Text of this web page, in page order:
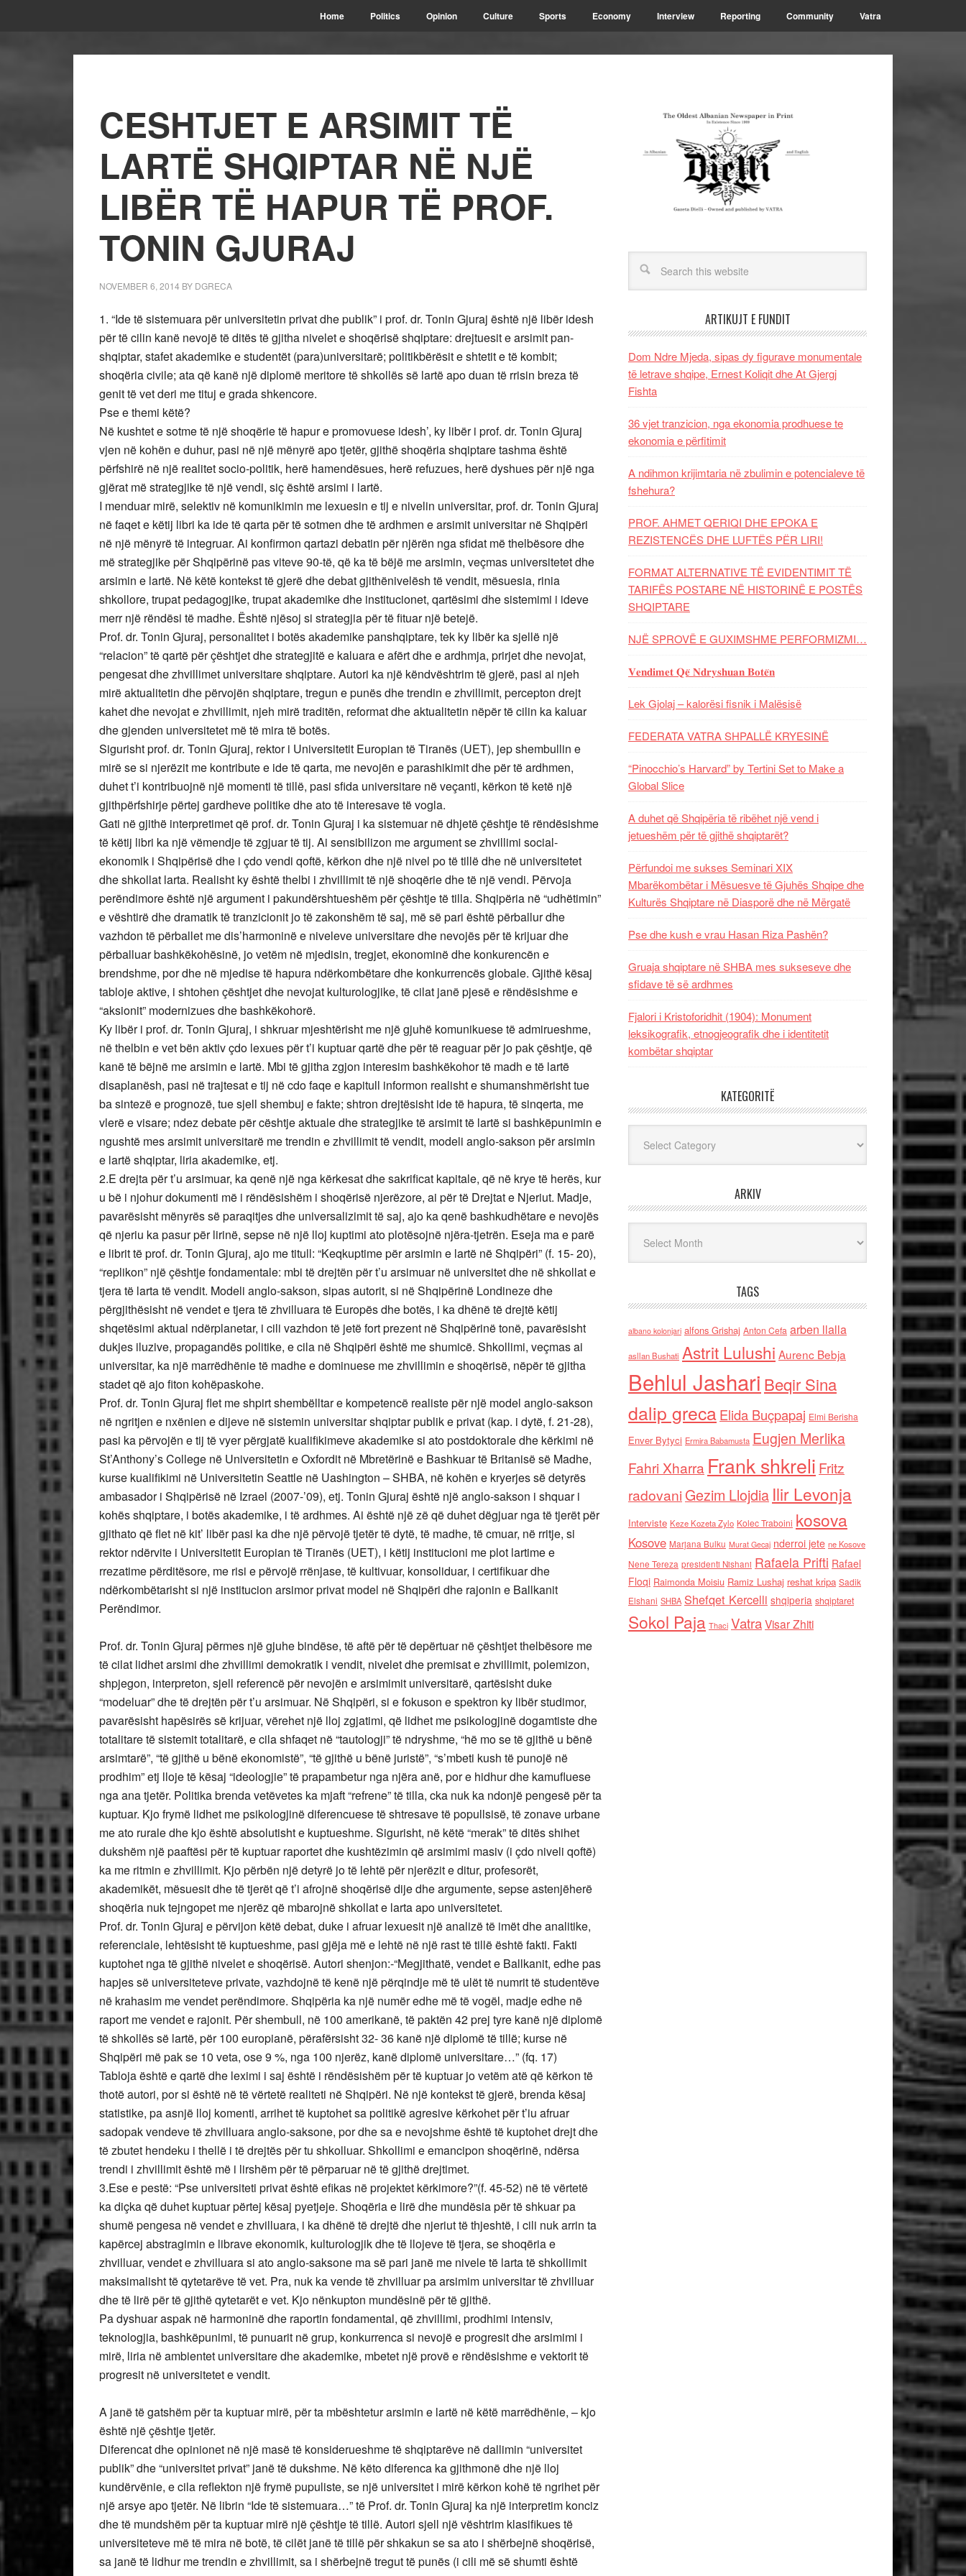
Home Politics Opinion Culture Sports Economy Interview Reporting Community Vatra
CESHTJET E ARSIMIT TË
LARTË SHQIPTAR NË NJË
LIBËR TË HAPUR TË PROF.
TONIN GJURAJ
NOVEMBER 6, 2014 BY DGRECA
1. “Ide të sistemuara për universitetin privat dhe publik” i prof. dr. Tonin Gjuraj është një libër idesh
për të cilin kanë nevojë të ditës të gjitha nivelet e shoqërisë shqiptare: drejtuesit e arsimit pan-
shqiptar, stafet akademike e studentët (para)universitarë; politikbërësit e shtetit e të kombit;
shoqëria civile; ata që kanë një diplomë meritore të shkollës së lartë apo duan të rrisin breza të
genit të vet deri me tituj e grada shkencore.
Pse e themi këtë?
Në kushtet e sotme të një shoqërie të hapur e promovuese idesh’, ky libër i prof. dr. Tonin Gjuraj
vjen në kohën e duhur, pasi në një mënyrë apo tjetër, gjithë shoqëria shqiptare tashma është
përfshirë në një realitet socio-politik, herë hamendësues, herë refuzues, herë dyshues për një nga
gjërat më strategjike të një vendi, siç është arsimi i lartë.
I menduar mirë, selektiv në komunikimin me lexuesin e tij e nivelin universitar, prof. dr. Tonin Gjuraj
në faqet e këtij libri ka ide të qarta për të sotmen dhe të ardhmen e arsimit universitar në Shqipëri
në një mënyrë të integruar. Ai konfirmon qartazi debatin për njërën nga sfidat më thelbësore dhe
më strategjike për Shqipërinë pas viteve 90-të, që ka të bëjë me arsimin, veçmas universitetet dhe
arsimin e lartë. Në këtë kontekst të gjerë dhe debat gjithënivelësh të vendit, mësuesia, rinia
shkollore, trupat pedagogjike, trupat akademike dhe institucionet, qartësimi dhe sistemimi i ideve
merr një rëndësi të madhe. Është njësoj si strategjia për të fituar një betejë.
Prof. dr. Tonin Gjuraj, personalitet i botës akademike panshqiptare, tek ky libër ka sjellë një
“relacion” të qartë për çështjet dhe strategjitë e kaluara e afërt dhe e ardhmja, prirjet dhe nevojat,
pengesat dhe zhvillimet universitare shqiptare. Autori ka një këndvështrim të gjerë, pasi ai njeh
mirë aktualitetin dhe përvojën shqiptare, tregun e punës dhe trendin e zhvillimit, percepton drejt
kahet dhe nevojat e zhvillimit, njeh mirë traditën, reformat dhe aktualitetin nëpër të cilin ka kaluar
dhe gjenden universitetet më të mira të botës.
Sigurisht prof. dr. Tonin Gjuraj, rektor i Universitetit Europian të Tiranës (UET), jep shembullin e
mirë se si njerëzit me kontribute e ide të qarta, me nevojën e parashikimit dhe për të ardhmen,
duhet t’i kontribuojnë një momenti të tillë, pasi sfida universitare në veçanti, kërkon të ketë një
gjithpërfshirje përtej gardheve politike dhe ato të interesave të vogla.
Gati në gjithë interpretimet që prof. dr. Tonin Gjuraj i ka sistemuar në dhjetë çështje të rëndësishme
të këtij libri ka një vëmendje të zgjuar të tij. Ai sensibilizon me argument se zhvillimi social-
ekonomik i Shqipërisë dhe i çdo vendi qoftë, kërkon dhe një nivel po të tillë dhe në universitetet
dhe shkollat larta. Realisht ky është thelbi i zhvillimit të një shoqërie dhe të një vendi. Përvoja
perëndimore është një argument i pakundërshtueshëm për çështje të tilla. Shqipëria në “udhëtimin”
e vështirë dhe dramatik të tranzicionit jo të zakonshëm të saj, më së pari është përballur dhe
vazhdon të përballet me dis’harmoninë e niveleve universitare dhe nevojës për të krijuar dhe
përballuar bashkëkohësinë, jo vetëm në mjedisin, tregjet, ekonominë dhe konkurencën e
brendshme, por dhe në mjedise të hapura ndërkombëtare dhe konkurrencës globale. Gjithë kësaj
tabloje aktive, i shtohen çështjet dhe nevojat kulturologjike, të cilat janë pjesë e rëndësishme e
“aksionit” modernizues dhe bashkëkohorë.
Ky libër i prof. dr. Tonin Gjuraj, i shkruar mjeshtërisht me një gjuhë komunikuese të admirueshme,
në thelbin e vet bën aktiv çdo lexues për t’i kuptuar qartë dhe për të reaguar për jo pak çështje, që
kanë të bëjnë me arsimin e lartë. Mbi të gjitha zgjon interesim bashkëkohor të madh e të lartë
disaplanësh, pasi në trajtesat e tij në cdo faqe e kapitull informon realisht e shumanshmërisht tue
ba sintezë e prognozë, tue sjell shembuj e fakte; shtron drejtësisht ide të hapura, të sinqerta, me
vlerë e visare; ndez debate për cështje aktuale dhe strategjike të arsimit të lartë si bashkëpunimin e
ngushtë mes arsimit universitarë me trendin e zhvillimit të vendit, modeli anglo-sakson për arsimin
e lartë shqiptar, liria akademike, etj.
2.E drejta për t’u arsimuar, ka qenë një nga kërkesat dhe sakrificat kapitale, që në krye të herës, kur
u bë i njohur dokumenti më i rëndësishëm i shoqërisë njerëzore, ai për të Drejtat e Njeriut. Madje,
pavarësisht mënyrës së paraqitjes dhe universalizimit të saj, ajo ka qenë bashkudhëtare e nevojës
që njeriu ka pasur për lirinë, sepse në një lloj kuptimi ato plotësojnë njëra-tjetrën. Eseja ma e parë
e librit të prof. dr. Tonin Gjuraj, ajo me titull: “Keqkuptime për arsimin e lartë në Shqipëri” (f. 15- 20),
“replikon” një çështje fondamentale: mbi të drejtën për t’u arsimuar në universitet dhe në shkollat e
tjera të larta të vendit. Modeli anglo-sakson, sipas autorit, si në Shqipërinë Londineze dhe
përgjithësisht në vendet e tjera të zhvilluara të Europës dhe botës, i ka dhënë të drejtë këtij
shqetësimi aktual ndërplanetar, i cili vazhdon të jetë fort prezent në Shqipërinë tonë, pavarësisht
dukjes iluzive, propagandës politike, e cila në Shqipëri është me shumicë. Shkollimi, veçmas ai
universitar, ka një marrëdhënie të madhe e dominuese me zhvillimin e shoqërisë, nëpër të gjitha
stadet që ajo fiton kohëpaskohe.
Prof. dr. Tonin Gjuraj flet me shpirt shembëlltar e kompetencë realiste për një model anglo-sakson
në ngritjen e nxënien e dijeve në sistemin universitar shqiptar publik e privat (kap. i dytë, f. 21-28),
pasi ka përvojën e tij të vyer përgjatë kualifikimeve akademike si ato postdoktorale dhe kërkimi në
St’Anthony’s College në Universitetin e Oxfordit në Mbretërinë e Bashkuar të Britanisë së Madhe,
kurse kualifikimi në Universitetin Seattle në Uashington – SHBA, në kohën e kryerjes së detyrës
ambasador i Shqipërisë në Izrael (2007-’09), etj. Tonin Gjuraj është një anglo-sakson i shquar i
kohës shqiptare, i botës akademike, i të ardhmes. Ai është një zë që duhet dëgjuar nga të tjerët për
gjithato që flet në kit’ libër pasi ka dhe një përvojë tjetër të dytë, të madhe, të cmuar, në rritje, si
rektor ndërvite i Universitetit Europian të Tiranës (UET), i këtij institucioni me plot lartime e
rrezatime përditësore, me risi e përvojë rrënjase, të kultivuar, konsoliduar, i certifikuar dhe
ndërkombëtarisht si një institucion arsimor privat model në Shqipëri dhe rajonin e Ballkanit
Perëndimor.
Prof. dr. Tonin Gjuraj përmes një gjuhe bindëse, të aftë për të depërtuar në çështjet thelbësore me
të cilat lidhet arsimi dhe zhvillimi demokratik i vendit, nivelet dhe premisat e zhvillimit, polemizon,
shpjegon, interpreton, sjell referencë për nevojën e arsimimit universitarë, qartësisht duke
“modeluar” dhe të drejtën për t’u arsimuar. Në Shqipëri, si e fokuson e spektron ky libër studimor,
pavarësisht hapësirës së krijuar, vërehet një lloj zgjatimi, që lidhet me psikologjinë dogamtiste dhe
totalitare të sistemit totalitarë, e cila shfaqet në “tautologji” të ndryshme, “hë mo se të gjithë u bënë
arsimtarë”, “të gjithë u bënë ekonomistë”, “të gjithë u bënë juristë”, “s’mbeti kush të punojë në
prodhim” etj lloje të kësaj “ideologjie” të prapambetur nga njëra anë, por e hidhur dhe kamufluese
nga ana tjetër. Politika brenda vetëvetes ka mjaft “refrene” të tilla, cka nuk ka ndonjë pengesë për ta
kuptuar. Kjo frymë lidhet me psikologjinë diferencuese të shtresave të popullsisë, të zonave urbane
me ato rurale dhe kjo është absolutisht e kuptueshme. Sigurisht, në këtë “merak” të ditës shihet
dukshëm një paaftësi për të kuptuar raportet dhe kushtëzimin që arsimimi masiv (i çdo niveli qoftë)
ka me ritmin e zhvillimit. Kjo përbën një detyrë jo të lehtë për njerëzit e ditur, profesorët,
akademikët, mësuesit dhe të tjerët që t’i afrojnë shoqërisë dije dhe argumente, sepse astenjëherë
shoqëria nuk tejngopet me njerëz që mbarojnë shkollat e larta apo universitetet.
Prof. dr. Tonin Gjuraj e përvijon këtë debat, duke i afruar lexuesit një analizë të imët dhe analitike,
referenciale, lehtësisht të kuptueshme, pasi gjëja më e lehtë në një rast të tillë është fakti. Fakti
kuptohet nga të gjithë nivelet e shoqërisë. Autori shenjon:-“Megjithatë, vendet e Ballkanit, edhe pas
hapjes së universiteteve private, vazhdojnë të kenë një përqindje më të ulët të numrit të studentëve
në krahasim me vendet perëndimore. Shqipëria ka një numër edhe më të vogël, madje edhe në
raport me vendet e rajonit. Për shembull, në 100 amerikanë, të paktën 42 prej tyre kanë një diplomë
të shkollës së lartë, për 100 europianë, përafërsisht 32- 36 kanë një diplomë të tillë; kurse në
Shqipëri më pak se 10 veta, ose 9 %, nga 100 njerëz, kanë diplomë universitare…” (fq. 17)
Tabloja është e qartë dhe leximi i saj është i rëndësishëm për të kuptuar jo vetëm atë që kërkon të
thotë autori, por si është në të vërtetë realiteti në Shqipëri. Në një kontekst të gjerë, brenda kësaj
statistike, pa asnjë lloj komenti, arrihet të kuptohet sa politikë agresive kërkohet për t’iu afruar
sadopak vendeve të zhvilluara anglo-saksone, por dhe sa e nevojshme është të kuptohet drejt dhe
të zbutet hendeku i thellë i të drejtës për tu shkolluar. Shkollimi e emancipon shoqërinë, ndërsa
trendi i zhvillimit është më i lirshëm për të përparuar në të gjithë drejtimet.
3.Ese e pestë: “Pse universiteti privat është efikas në projektet kërkimore?”(f. 45-52) në të vërtetë
ka diçka që duhet kuptuar përtej kësaj pyetjeje. Shoqëria e lirë dhe mundësia për të shkuar pa
shumë pengesa në vendet e zhvilluara, i ka dhënë të drejtë dhe njeriut të thjeshtë, i cili nuk arrin ta
kapërcej abstragimin e librave ekonomik, kulturologjik dhe të llojeve të tjera, se shoqëria e
zhvilluar, vendet e zhvilluara si ato anglo-saksone ma së pari janë me nivele të larta të shkollimit
maksimalisht të qytetarëve të vet. Pra, nuk ka vende të zhvilluar pa arsimim universitar të zhvilluar
dhe të lirë për të gjithë qytetarët e vet. Kjo nënkupton mundësinë për të gjithë.
Pa dyshuar aspak në harmoninë dhe raportin fondamental, që zhvillimi, prodhimi intensiv,
teknologjia, bashkëpunimi, të punuarit në grup, konkurrenca si nevojë e progresit dhe arsimimi i
mirë, liria në ambientet universitare dhe akademike, mbetet një provë e rëndësishme e vektorit të
progresit në universitetet e vendit.
A janë të gatshëm për ta kuptuar mirë, për ta mbështetur arsimin e lartë në këtë marrëdhënie, – kjo
është një çështje tjetër.
Diferencat dhe opinionet në një masë të konsiderueshme të shqiptarëve në dallimin “universitet
publik” dhe “universitet privat” janë të dukshme. Në këto diferenca ka gjithmonë dhe një lloj
kundërvënie, e cila reflekton një frymë pupuliste, se një universitet i mirë kërkon kohë të ngrihet për
një arsye apo tjetër. Në librin “Ide të sistemuara…” të Prof. dr. Tonin Gjuraj ka një interpretim konciz
dhe të mundshëm për ta kuptuar mirë një çështje të tillë. Autori sjell një vështrim klasifikues të
universiteteve më të mira në botë, të cilët janë të tillë për shkakun se sa ato i shërbejnë shoqërisë,
sa janë të lidhur me trendin e zhvillimit, sa i shërbejnë tregut të punës (i cili më së shumti është
ARTIKUJT E FUNDIT
Dom Ndre Mjeda, sipas dy figurave monumentale
të letrave shqipe, Ernest Koliqit dhe At Gjergj
Fishta
36 vjet tranzicion, nga ekonomia prodhuese te
ekonomia e përfitimit
A ndihmon krijimtaria në zbulimin e potencialeve të
fshehura?
PROF. AHMET QERIQI DHE EPOKA E
REZISTENCЁS DHE LUFTЁS PЁR LIRI!
FORMAT ALTERNATIVE TË EVIDENTIMIT TË
TARIFËS POSTARE NË HISTORINË E POSTËS
SHQIPTARE
NJË SPROVË E GUXIMSHME PERFORMIZMI…
𝐕𝐞𝐧𝐝𝐢𝐦𝐞𝐭 𝐐𝐞̈ 𝐍𝐝𝐫𝐲𝐬𝐡𝐮𝐚𝐧 𝐁𝐨𝐭𝐞̈𝐧
Lek Gjolaj – kalorësi fisnik i Malësisë
FEDERATA VATRA SHPALLË KRYESINË
“Pinocchio’s Harvard” by Tertini Set to Make a
Global Slice
A duhet që Shqipëria të ribëhet një vend i
jetueshëm për të gjithë shqiptarët?
Përfundoi me sukses Seminari XIX
Mbarëkombëtar i Mësuesve të Gjuhës Shqipe dhe
Kulturës Shqiptare në Diasporë dhe në Mërgatë
Pse dhe kush e vrau Hasan Riza Pashën?
Gruaja shqiptare në SHBA mes sukseseve dhe
sfidave të së ardhmes
Fjalori i Kristoforidhit (1904): Monument
leksikografik, etnogjeografik dhe i identitetit
kombëtar shqiptar
KATEGORITË
ARKIV
TAGS
albano kolonjari alfons Grishaj Anton Cefa arben llalla
asllan Bushati Astrit Lulushi Aurenc Bebja
Behlul Jashari Beqir Sina
dalip grecaElida Buçpapaj Elmi Berisha
Enver Bytyci Ermira Babamusta Eugjen Merlika
Fahri Xharra Frank shkreli Fritz
radovaniGezim Llojdia Ilir Levonja
Interviste Keze Kozeta Zylo Kolec Traboini kosova
Kosove Marjana Bulku Murat Gecaj nderroi jete ne Kosove
Nene Tereza presidenti Nishani Rafaela Prifti Rafael
Floqi Raimonda Moisiu Ramiz Lushaj reshat kripa Sadik
Elshani SHBA Shefqet Kercelli shqiperia shqiptaret
Sokol Paja Thaci VatraVisar Zhiti